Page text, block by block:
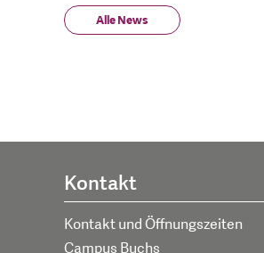
Alle News
Kontakt
Kontakt und Öffnungszeiten
Campus Buchs